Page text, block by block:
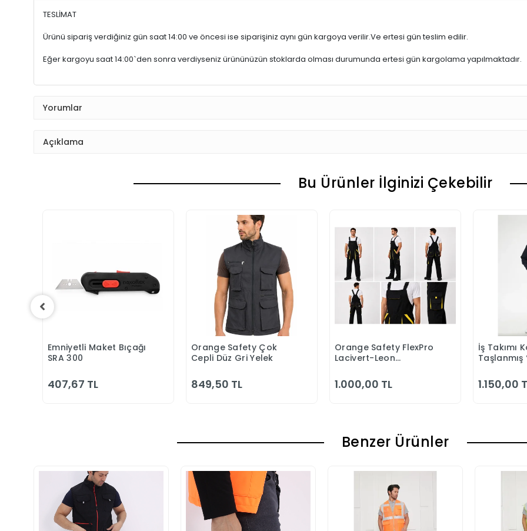
TESLİMAT
Ürünü sipariş verdiğiniz gün saat 14:00 ve öncesi ise siparişiniz aynı gün kargoya verilir.Ve ertesi gün teslim edilir.
Eğer kargoyu saat 14:00`den sonra verdiyseniz ürününüzün stoklarda olması durumunda ertesi gün kargolama yapılmaktadır.
Yorumlar
Açıklama
Bu Ürünler İlginizi Çekebilir
Sepete Ekle
Emniyetli Maket Bıçağı
SRA 300
407,67 TL
Sepete Ekle
Orange Safety Çok
Cepli Düz Gri Yelek
849,50 TL
Sepete Ekle
Orange Safety FlexPro
Lacivert-Leon
1.000,00 TL
İş Takımı
Taşlanmış
Yazlık
1.150,00
Benzer Ürünler